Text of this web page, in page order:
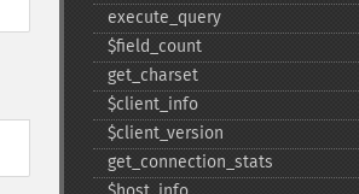
execute_​query
$field_​count
get_​charset
$client_​info
$client_​version
get_​connection_​stats